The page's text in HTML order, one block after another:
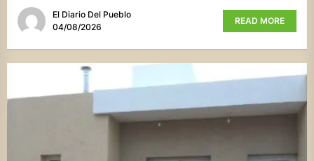
El Diario Del Pueblo
04/08/2026
READ MORE